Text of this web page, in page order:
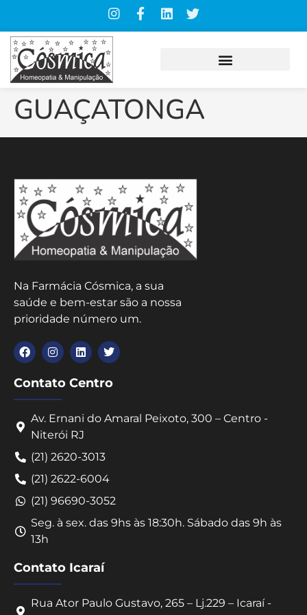
GUAÇATONGA
Na Farmácia Cósmica, a sua
saúde e bem-estar são a nossa
prioridade número um.
Contato Centro
Av. Ernani do Amaral Peixoto, 300 – Centro -
Niterói RJ
(21) 2620-3013
(21) 2622-6004
(21) 96690-3052
Seg. à sex. das 9hs às 18:30h. Sábado das 9h às
13h
Contato Icaraí
Rua Ator Paulo Gustavo, 265 – Lj.229 – Icaraí -